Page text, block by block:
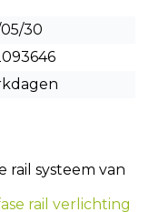
30
rail systeem van
rail verlichting